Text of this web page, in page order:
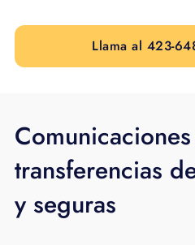
Llama al 423-
transferencias
y seguras